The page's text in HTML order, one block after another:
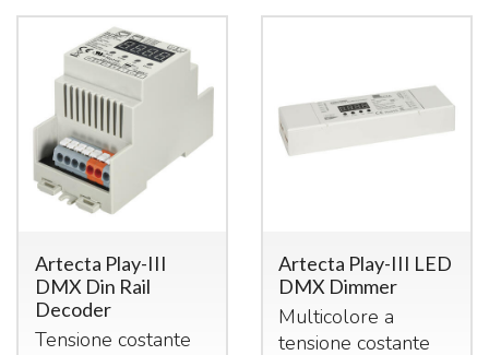
Artecta Play-III
DMX Din Rail
Decoder
Tensione costante
Artecta Play-III LED
DMX Dimmer
Multicolore a
tensione costante